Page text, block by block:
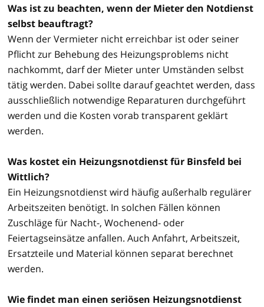
Was ist zu beachten, wenn der Mieter den Notdienst
selbst beauftragt?
Wenn der Vermieter nicht erreichbar ist oder seiner
Pflicht zur Behebung des Heizungsproblems nicht
nachkommt, darf der Mieter unter Umständen selbst
tätig werden. Dabei sollte darauf geachtet werden, dass
ausschließlich notwendige Reparaturen durchgeführt
werden und die Kosten vorab transparent geklärt
werden.
Was kostet ein Heizungsnotdienst für Binsfeld bei
Wittlich?
Ein Heizungsnotdienst wird häufig außerhalb regulärer
Arbeitszeiten benötigt. In solchen Fällen können
Zuschläge für Nacht-, Wochenend- oder
Feiertagseinsätze anfallen. Auch Anfahrt, Arbeitszeit,
Ersatzteile und Material können separat berechnet
werden.
Wie findet man einen seriösen Heizungsnotdienst